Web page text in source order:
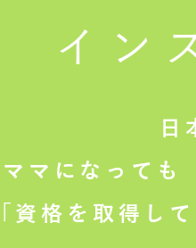
イン
日
ママになっても
「資格を取得し